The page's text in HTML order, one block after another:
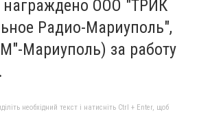
награждено ООО "ТРИК
Радио-Мариуполь",
Мариуполь) за работу
необхідний текст і натисніть Ctrl + Enter, щоб